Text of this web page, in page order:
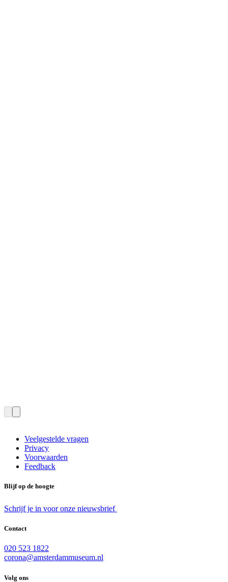
Veelgestelde vragen
Privacy
Voorwaarden
Feedback
Blijf op de hoogte
Schrijf je in voor onze nieuwsbrief
Contact
020 523 1822
corona@amsterdammuseum.nl
Volg ons